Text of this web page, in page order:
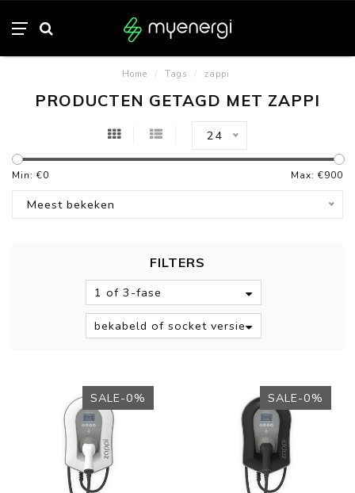
Home / Tags / zappi
PRODUCTEN GETAGD MET ZAPPI
24
Min: €0 Max: €900
Meest bekeken
FILTERS
1 of 3-fase
bekabeld of socket versie
SALE-0% SALE-0%